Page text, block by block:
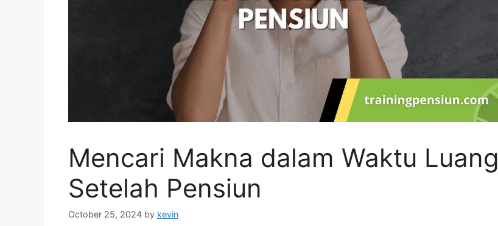
Mencari Makna dalam Waktu Luang
Setelah Pensiun
October 25, 2024 by kevin